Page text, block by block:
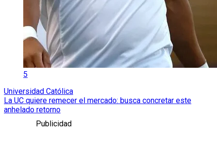
5
Universidad Católica
La UC quiere remecer el mercado: busca concretar este
anhelado retorno
Publicidad